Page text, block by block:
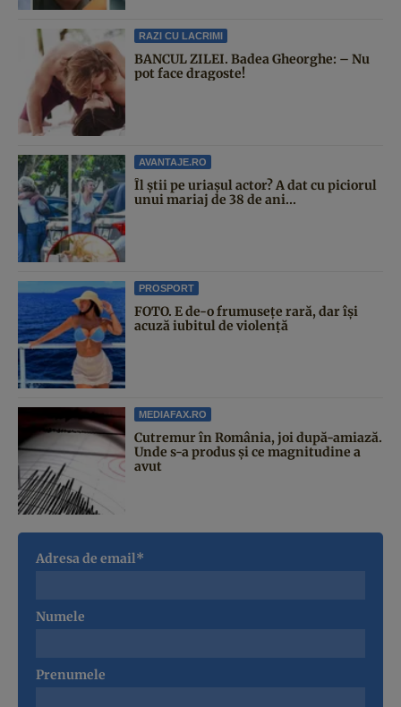
RAZI CU LACRIMI
BANCUL ZILEI. Badea Gheorghe: – Nu
pot face dragoste!
AVANTAJE.RO
Îl știi pe uriașul actor? A dat cu piciorul
unui mariaj de 38 de ani...
PROSPORT
FOTO. E de-o frumusețe rară, dar își
acuză iubitul de violență
MEDIAFAX.RO
Cutremur în România, joi după-amiază.
Unde s-a produs și ce magnitudine a
avut
Adresa de email*
Numele
Prenumele